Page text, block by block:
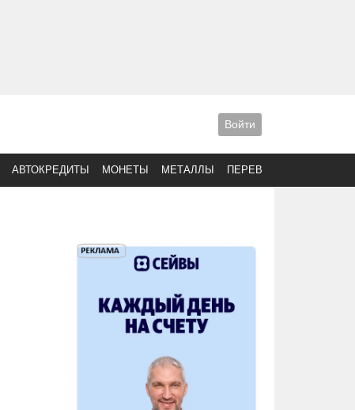
Войти
АВТОКРЕДИТЫ МОНЕТЫ МЕТАЛЛЫ ПЕРЕВОДЫ